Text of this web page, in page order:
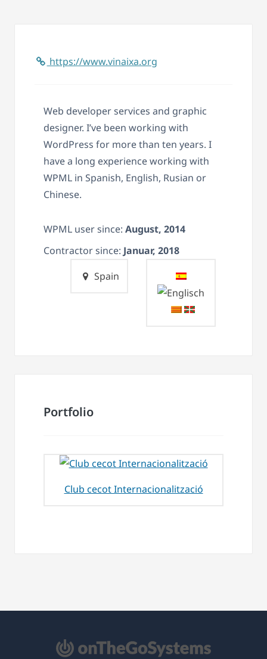
https://www.vinaixa.org
Web developer services and graphic
designer. I’ve been working with
WordPress for more than ten years. I
have a long experience working with
WPML in Spanish, English, Rusian or
Chinese.
WPML user since: August, 2014
Contractor since: Januar, 2018
Spain
Portfolio
Club cecot Internacionalització